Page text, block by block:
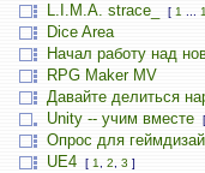
L.I.M.A. strace_ [ 1
Dice Area
Начал работу над
RPG Maker MV
Давайте делиться
Unity -- учим вместе [
Опрос для
UE4 [ 1 2 3 ]